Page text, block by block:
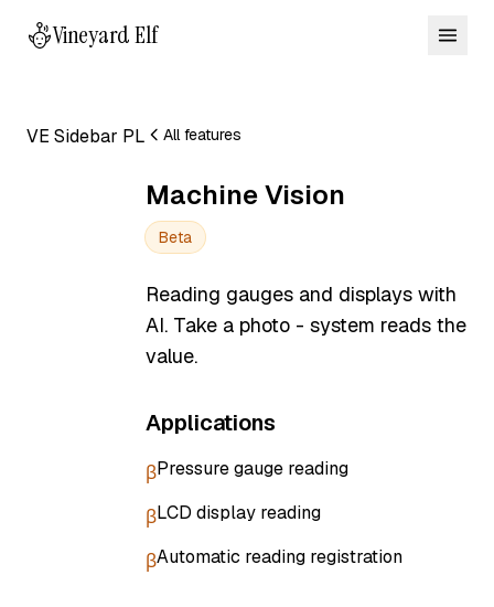
Vineyard Elf
VE Sidebar PL All features
Machine Vision
Beta
Reading gauges and displays with
AI. Take a photo - system reads the
value.
Applications
βPressure gauge reading
βLCD display reading
βAutomatic reading registration